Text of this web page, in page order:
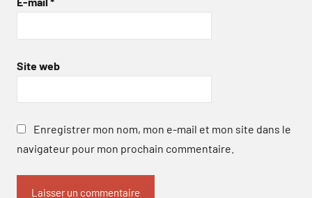
Site web
Enregistrer mon nom, mon e-mail et mon site dans le
navigateur pour mon prochain commentaire.